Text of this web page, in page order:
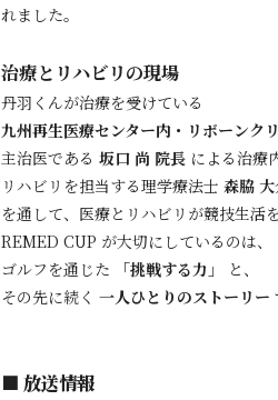
れました。
治療とリハビリの現場
丹羽くんが治療を受けている
九州再生医療センター内・リボーンク
主治医である 坂口 尚 院長による治療
リハビリを担当する理学療法士 森脇
を通して、医療とリハビリが競技生活
REMED CUP が大切にしているのは、
ゴルフを通じた
「挑戦する力」
と、
その先に続く 一人ひとりのストーリー
■ 放送情報